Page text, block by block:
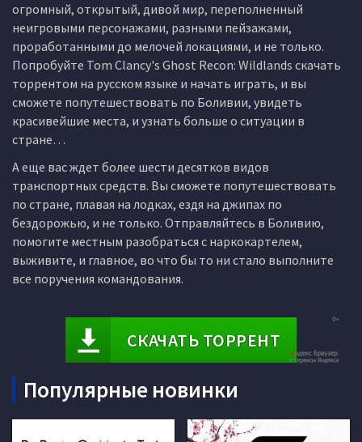
огромный, открытый, дивой мир, переполненный
неигровыми персонажами, разными пейзажами,
проработанными до мелочей локациями, и не только.
Попробуйте Tom Clancy's Ghost Recon: Wildlands скачать
торрентом на русском языке и начать играть, и вы
сможете попутешествовать по Боливии, увидеть
красивейшие места, и узнать больше о ситуации в
стране…
А еще вас ждет более шести десятков видов
транспортных средств. Вы сможете попутешествовать
по стране, плавая на лодках, ездя на джипах по
бездорожью, и не только. Отправляйтесь в Боливию,
помогите местным разобраться с наркокартелем,
выживите, и главное, во что бы то ни стало выполните
все поручения командования.
СКАЧАТЬ ТОРРЕНТ
Популярные новинки